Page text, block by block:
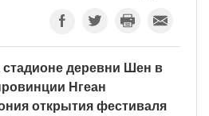
стадионе деревни Шен в
Нгеан
открытия фестиваля